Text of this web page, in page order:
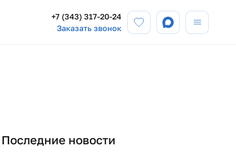
Заказать звонок
+7 (343) 317-20-24
Последние новости